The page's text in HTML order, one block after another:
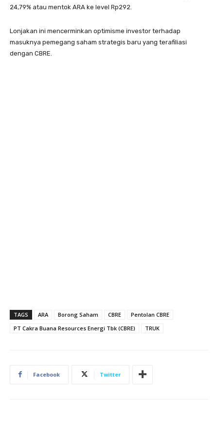
24,79% atau mentok ARA ke level Rp292.
Lonjakan ini mencerminkan optimisme investor terhadap
masuknya pemegang saham strategis baru yang terafiliasi
dengan CBRE.
TAGS ARA Borong Saham CBRE
Pentolan CBRE
PT Cakra Buana Resources Energi Tbk (CBRE)
TRUK
Facebook Twitter